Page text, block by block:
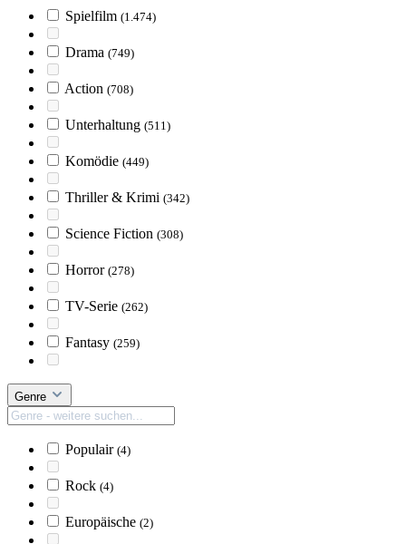
Spielfilm (1.474)
Drama (749)
Action (708)
Unterhaltung (511)
Komödie (449)
Thriller & Krimi (342)
Science Fiction (308)
Horror (278)
TV-Serie (262)
Fantasy (259)
Genre
Populair (4)
Rock (4)
Europäische (2)